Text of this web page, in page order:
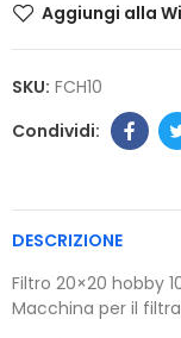
Aggiungi alla
SKU: FCH10
DESCRIZIONE
Filtro 20×20 hobby
Macchina per il